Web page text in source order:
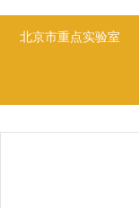
北京市重点实验室